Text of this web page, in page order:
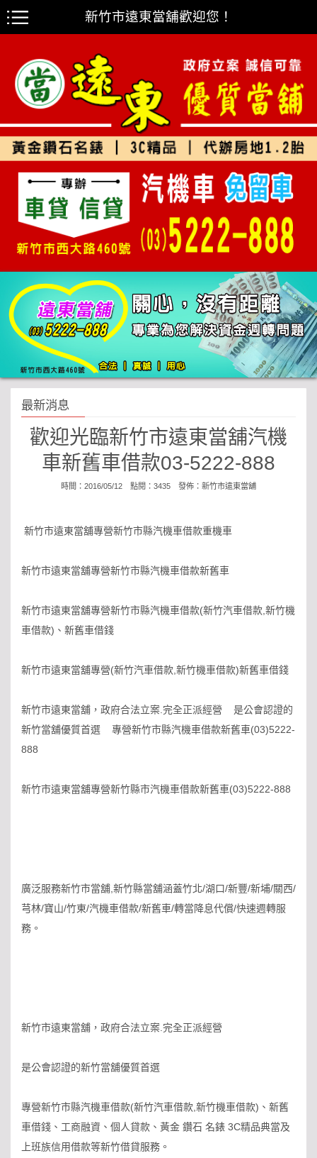
新竹市遠東當舖歡迎您！
最新消息
歡迎光臨新竹市遠東當舖汽機
車新舊車借款03-5222-888
時間：2016/05/12 點閱：3435 發佈： 新竹市遠東當舖
新竹市遠東當舖專營新竹市縣汽機車借款重機車
新竹市遠東當舖專營新竹市縣汽機車借款新舊車
新竹市遠東當舖專營新竹市縣汽機車借款(新竹汽車借款,新竹機
車借款)、新舊車借錢
新竹市遠東當舖專營(新竹汽車借款,新竹機車借款)新舊車借錢
新竹市遠東當舖，政府合法立案.完全正派經營 是公會認證的
新竹當舖優質首選 專營新竹市縣汽機車借款新舊車(03)5222-
888
新竹市遠東當舖專營新竹縣市汽機車借款新舊車(03)5222-888
廣泛服務新竹市當舖,新竹縣當舖涵蓋竹北/湖口/新豐/新埔/關西/
芎林/寶山/竹東/汽機車借款/新舊車/轉當降息代償/快速週轉服
務。
新竹市遠東當舖，政府合法立案.完全正派經營
是公會認證的新竹當舖優質首選
專營新竹市縣汽機車借款(新竹汽車借款,新竹機車借款)、新舊
車借錢、工商融資、個人貸款、黃金 鑽石 名錶 3C精品典當及
上班族信用借款等新竹借貸服務。